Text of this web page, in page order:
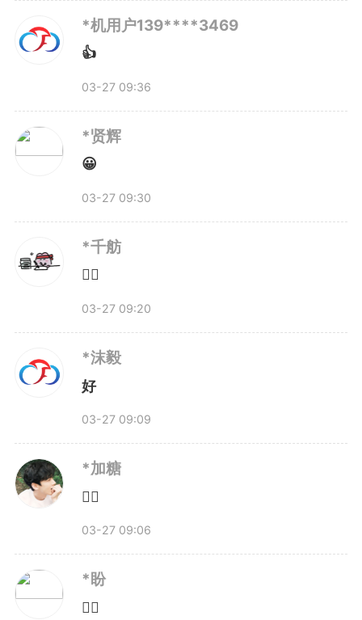
措施。推行春秋假也需要多方协
同，还应落实好职工带薪休假制
度，家校社应共同创造条件，保障
学生假期活动质量。”储朝晖说。
这些建议，正在从讨论走向实
践。合肥的公益托管、宣城的倡议
书、广德企业的先行一步——每一
步，都是破解难题的务实之举。
春天来了，安徽在行动
*机用户139****3469
👍
03-27 09:36
*贤辉
😀
03-27 09:30
*千舫
👍🏻
03-27 09:20
*沫毅
好
03-27 09:09
*加糖
👍🏻
03-27 09:06
*盼
👍🏻